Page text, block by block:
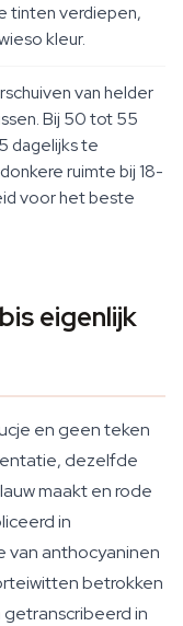
tinten verdiepen,
kleur.
van helder
Bij 50 tot 55
dagelijks te
ruimte bij 18-
voor het beste
eigenlijk
en geen teken
dezelfde
maakt en rode
in
van anthocyaninen
betrokken
in